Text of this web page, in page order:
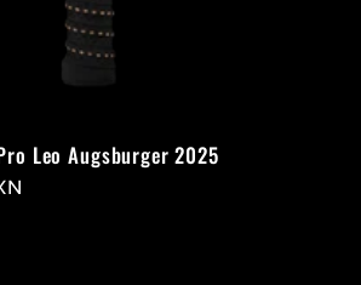
Leo Augsburger 2025